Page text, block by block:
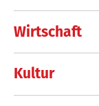
Wirtschaft
Kultur